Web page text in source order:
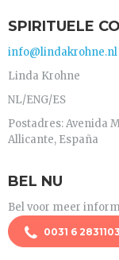
SPIRITUELE
info@lindakrohne.nl
Linda Krohne
NL/ENG/ES
Postadres: Avenida
Allicante, España
BEL NU
Bel voor meer
0031 6